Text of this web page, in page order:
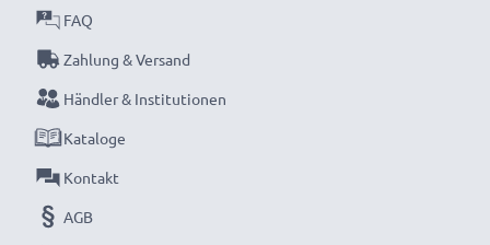
FAQ
Zahlung & Versand
Händler & Institutionen
Kataloge
Kontakt
AGB